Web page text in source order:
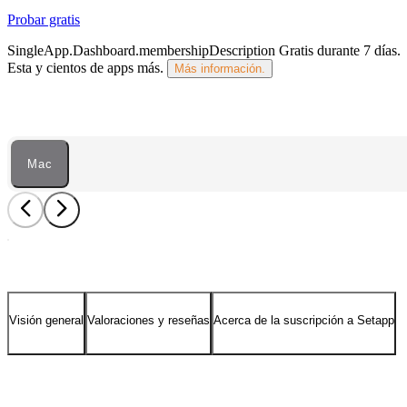
Probar gratis
SingleApp.Dashboard.membershipDescription Gratis durante 7 días.
Esta y cientos de apps más.
Más información.
Mac
Visión general Valoraciones y reseñas Acerca de la suscripción a Setapp